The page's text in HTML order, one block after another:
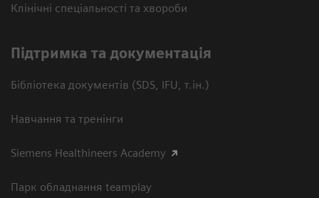
Клінічні спеціальності та хвороби
Підтримка та документація
Бібліотека документів (SDS, IFU, т.ін.)
Навчання та тренінги
Siemens Healthineers Academy
Парк обладнання teamplay